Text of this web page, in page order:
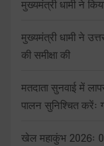
मुख्यमंत्री धामी ने
मुख्यमंत्री धामी ने
की समीक्षा की
मतदाता सुनवाई में
पालन सुनिश्चित
खेल महाकुंभ 2026ः